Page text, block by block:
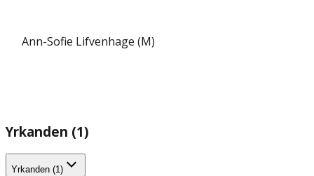
Ann-Sofie Lifvenhage (M)
Yrkanden (1)
Yrkanden (1)